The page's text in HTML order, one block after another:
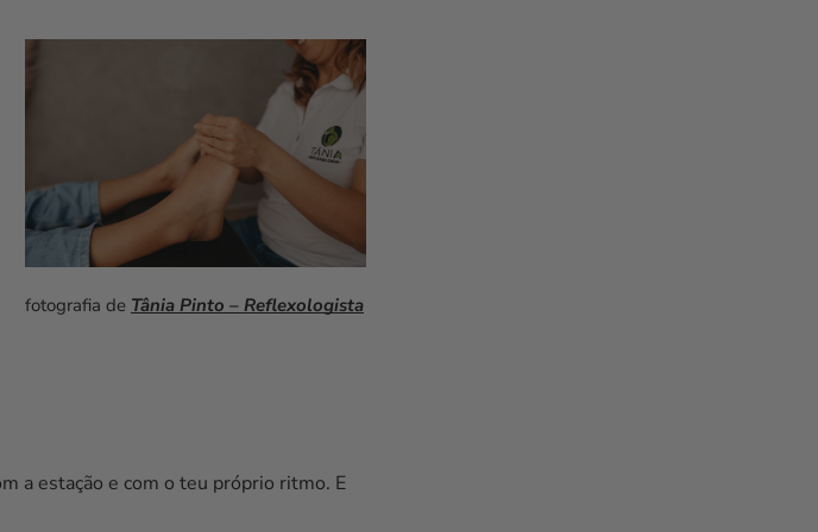
fotografia de Tânia Pinto – Reflexologista
a estação e com o teu próprio ritmo. E